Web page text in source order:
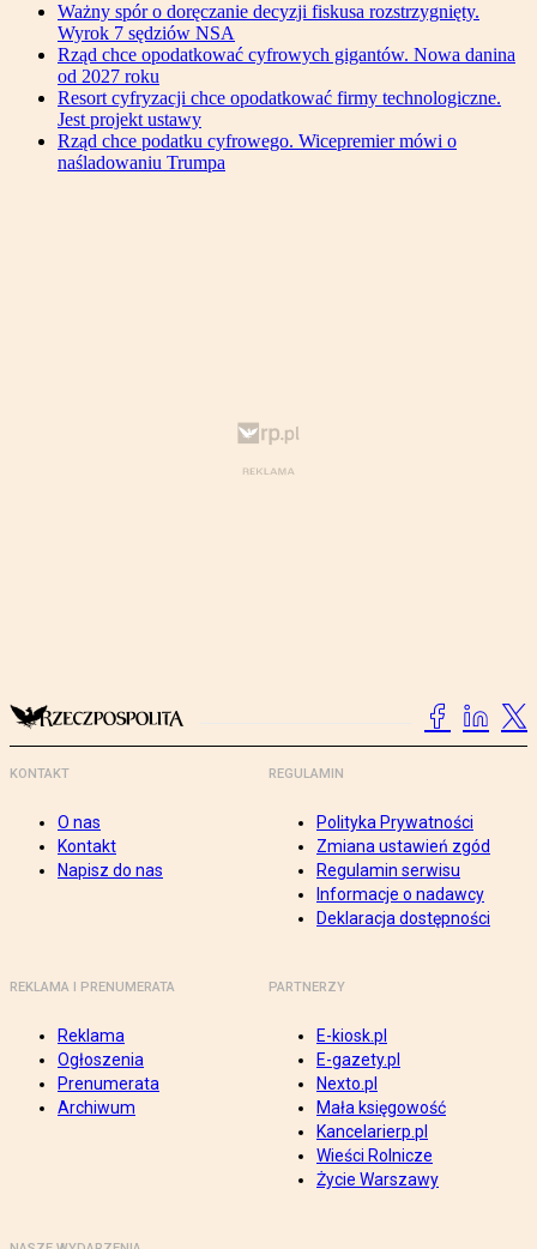
Ważny spór o doręczanie decyzji fiskusa rozstrzygnięty.
Wyrok 7 sędziów NSA
Rząd chce opodatkować cyfrowych gigantów. Nowa danina
od 2027 roku
Resort cyfryzacji chce opodatkować firmy technologiczne.
Jest projekt ustawy
Rząd chce podatku cyfrowego. Wicepremier mówi o
naśladowaniu Trumpa
KONTAKT
O nas
Kontakt
Napisz do nas
REGULAMIN
Polityka Prywatności
Zmiana ustawień zgód
Regulamin serwisu
Informacje o nadawcy
Deklaracja dostępności
REKLAMA I PRENUMERATA
Reklama
Ogłoszenia
Prenumerata
Archiwum
PARTNERZY
E-kiosk.pl
E-gazety.pl
Nexto.pl
Mała księgowość
Kancelarierp.pl
Wieści Rolnicze
Życie Warszawy